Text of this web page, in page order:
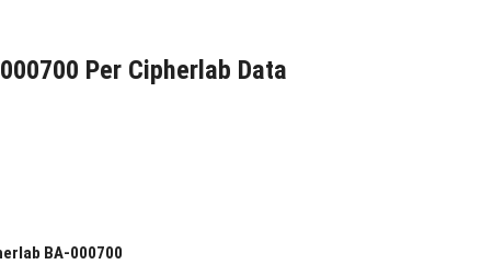
Per Cipherlab Data
BA-000700